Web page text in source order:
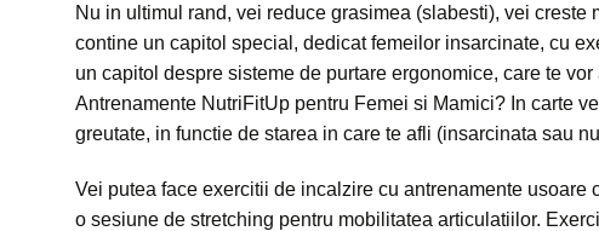
Nu in ultimul rand, vei reduce grasimea (slabesti), vei
contine un capitol special, dedicat femeilor insarcinate, cu
un capitol despre sisteme de purtare ergonomice, care te
Antrenamente NutriFitUp pentru Femei si Mamici? In carte
greutate, in functie de starea in care te afli (insarcinata sau
Vei putea face exercitii de incalzire cu antrenamente
o sesiune de stretching pentru mobilitatea articulatiilor.